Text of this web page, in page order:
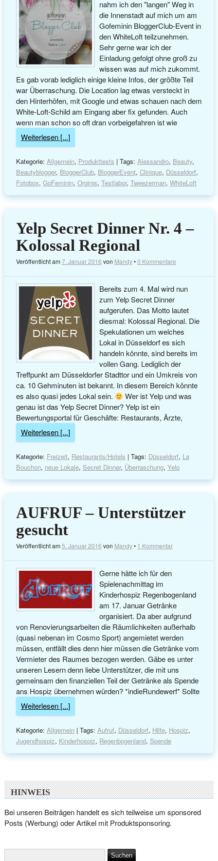
nahm ich den "langen" Weg in
die Innenstadt auf mich um am
Gofeminin BloggerClub-Event in
den WhiteLoft teilzunehmen.
Sehr gerne war ich der
Einladung gefolgt ohne groß zu
wissen was auf mich zukommt.
Es gab vorab lediglich einige kleine Infos, der größte Teil
war Überraschung. Die Location lag etwas versteckt in
den Hinterhöfen, mit Google und etwas schauen nach dem
White-Loft-Schild am Eingang aber fix gefunden. Auch
wenn man schon so oft dran vorbeigefahren ist wie
Weiterlesen [...]
Kategorie: Allgemein, Produkttests | Tags: Alessandro, Beauty,
Beautyblogger, BloggerClub, BloggerEvent, Clinique, Düsseldorf,
Fotobox, GoFeminin, Orginis, Testlabor, Tweezerman, WhiteLoft
Yelp Secret Dinner Nr. 4 –
Kolossal Regional
Veröffentlicht am7. Januar 2016 von Mandy•0 Kommentare
Bereits zum 4. Mal wird nun
zum Yelp Secret Dinner
aufgerufen. Das Motto lautet
diesmal: Kolossal Regional. Die
Spekulationen um welches
Lokal in Düsseldorf es sich
handeln könnte, sind bereits im
vollen Gang. Lediglich der
Treffpunkt am Düsseldorfer Stadttor und ein Umkreis von
ca. 10 Gehminuten ist bekannt. In diesem Bereich könnte
es also quasi jedes Lokal sein.
Wer ist Yelp und was
genau ist das Yelp Secret Dinner? Yelp ist ein
Bewertungsportal für Geschäfte: Restaurants, Ärzte,
Weiterlesen [...]
Kategorie: Freizeit, Restaurants/Hotels | Tags: Düsseldorf, La
Bouchon, neue Lokale, Secret Dinner, Überraschung, Yelp
AUFRUF – Unterstützer
gesucht
Veröffentlicht am5. Januar 2016 von Mandy• 1 Kommentar
Gerne hätte ich für den
Spielenachmittag im
Kinderhospiz Regenbogenland
am 17. Januar Getränke
organisiert. Da aber aufgrund
von Renovierungsarbeiten die Räumlichkeiten außerhalb
(quasi nebenan im Cosmo Sport) angemietet werden
müssen, entfällt dies denn hier müssen die Getränke vom
Vermieter des Raumes bezogen werden. Gäbe es unter
unseren Lesern denn liebe Unterstützer, die mit uns
gemeinsam den finanziellen Teil der Getränke als Spende
ans Hospiz übernehmen würden? *indieRundewerf* Sollte
Weiterlesen [...]
Kategorie: Allgemein| Tags: Aufruf, Düsseldorf, Hilfe, Hospiz,
Jugendhospiz, Kinderhospiz, Regenbogenland, Spende
HINWEIS
Bei unseren Beiträgen handelt es sich teilweise um sponsored
Posts (Werbung) oder Artikel mit Produktsponsoring.